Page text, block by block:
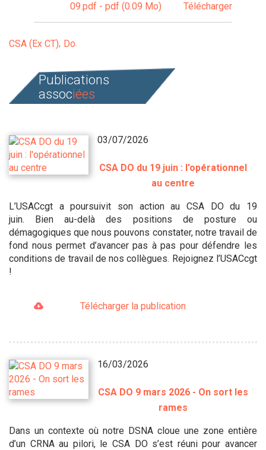
09.pdf - pdf (0.09 Mo)
Télécharger
CSA (Ex CT) Do
Publications
associées
03/07/2026
CSA DO du 19 juin : l'opérationnel
au centre
L’USACcgt a poursuivit son action au CSA DO du 19
juin. Bien au-delà des positions de posture ou
démagogiques que nous pouvons constater, notre travail de
fond nous permet d’avancer pas à pas pour défendre les
conditions de travail de nos collègues. Rejoignez l’USACcgt
!
Télécharger la publication
16/03/2026
CSA DO 9 mars 2026 - On sort les
rames
Dans un contexte où notre DSNA cloue une zone entière
d’un CRNA au pilori, le CSA DO s’est réuni pour avancer